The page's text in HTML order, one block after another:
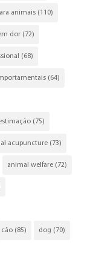
animais(110)
dor(72)
(68)
(64)
(75)
acupuncture(73)
animal welfare(72)
cão(85) dog (70)